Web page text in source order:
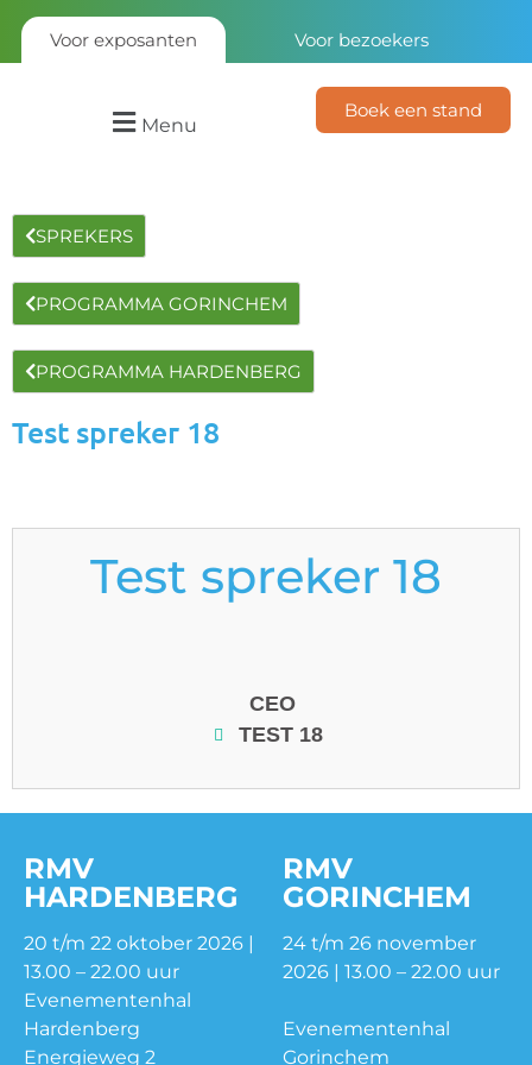
Voor exposanten Voor bezoekers
Menu
Boek een stand
SPREKERS
PROGRAMMA GORINCHEM
PROGRAMMA HARDENBERG
Test spreker 18
Test spreker 18
CEO
TEST 18
RMV
HARDENBERG
20 t/m 22 oktober 2026 |
13.00 – 22.00 uur
Evenementenhal
Hardenberg
Energieweg 2
RMV
GORINCHEM
24 t/m 26 november
2026 | 13.00 – 22.00 uur
Evenementenhal
Gorinchem